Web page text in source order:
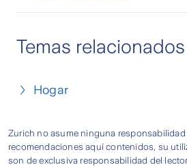
Temas relacionados
Hogar
Zurich no asume ninguna
recomendaciones aquí contenidos, su
son de exclusiva responsabilidad del